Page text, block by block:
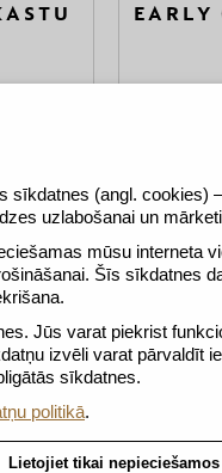
sīkdatnes (angl. cookies)
uzlabošanai un
mūsu interneta
Šīs sīkdatnes
Jūs varat piekrist
izvēli varat pārvaldīt
sīkdatnes.
politikā.
Lietojiet tikai
EARLY
7,50 €